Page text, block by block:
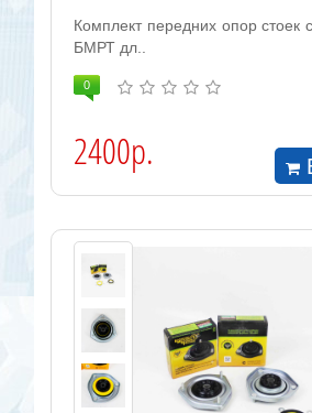
Комплект передних опор стоек
БМРТ дл..
0
2400р.